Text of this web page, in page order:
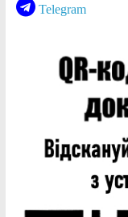
Telegram